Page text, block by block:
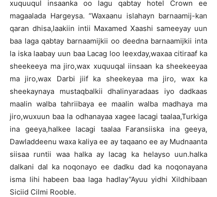
xuquuqul insaanka oo lagu qabtay hotel Crown ee
magaalada Hargeysa. “Waxaanu islahayn barnaamij-kan
qaran dhisa,laakiin intii Maxamed Xaashi sameeyay uun
baa laga qabtay barnaamijkii oo deedna barnaamijkii inta
la iska laabay uun baa Lacag loo leexday,waxaa citiraaf ka
sheekeeya ma jiro,wax xuquuqal iinsaan ka sheekeeyaa
ma jiro,wax Darbi jiif ka sheekeyaa ma jiro, wax ka
sheekaynaya mustaqbalkii dhalinyaradaas iyo dadkaas
maalin walba tahriibaya ee maalin walba madhaya ma
jiro,wuxuun baa la odhanayaa xagee lacagi taalaa,Turkiga
ina geeya,halkee lacagi taalaa Faransiiska ina geeya,
Dawladdeenu waxa kaliya ee ay taqaano ee ay Mudnaanta
siisaa runtii waa halka ay lacag ka helayso uun.halka
dalkani dal ka noqonayo ee dadku dad ka noqonayana
isma lihi habeen baa laga hadlay”Ayuu yidhi Xildhibaan
Siciid Cilmi Rooble.